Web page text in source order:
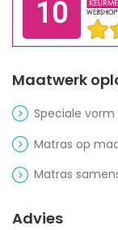
Maatwerk
Speciale
Matras op
Matras
Advies